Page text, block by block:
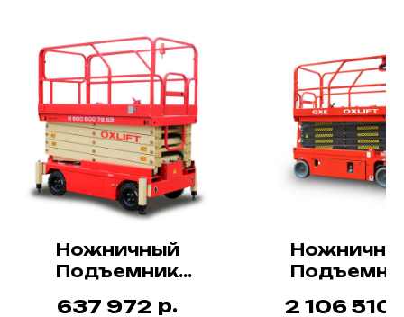
Ножничный
Подъемник
637 972 р. 2 106 510